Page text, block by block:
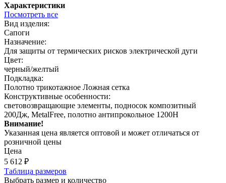
Характеристики
Посмотреть все
Вид изделия:
Сапоги
Назначение:
Для защиты от термических рисков электрической дуги
Цвет:
черный/желтый
Подкладка:
Полотно трикотажное Ложная сетка
Конструктивные особенности:
световозвращающие элементы, подносок композитный
200Дж, MetalFree, полотно антипрокольное 1200Н
Внимание!
Указанная цена является оптовой и может отличаться от
розничной цены
Цена
5 612 ₽
Таблица размеров
Выбрать размер и количество